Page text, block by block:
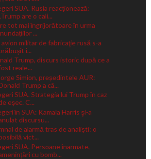
SUA. Rusia reacționează:
are o cali...
tot mai îngrijorătoare în urma
...
avion militar de fabricaţie rusă s-a
î...
Trump, discurs istoric după ce a
reale...
Simion, președintele AUR:
Trump a câ...
SUA. Strategia lui Trump în caz
eșec. C...
în SUA: Kamala Harris şi-a
discursu...
de alarmă tras de analiști: o
vict...
SUA. Persoane înarmate,
cu bomb...